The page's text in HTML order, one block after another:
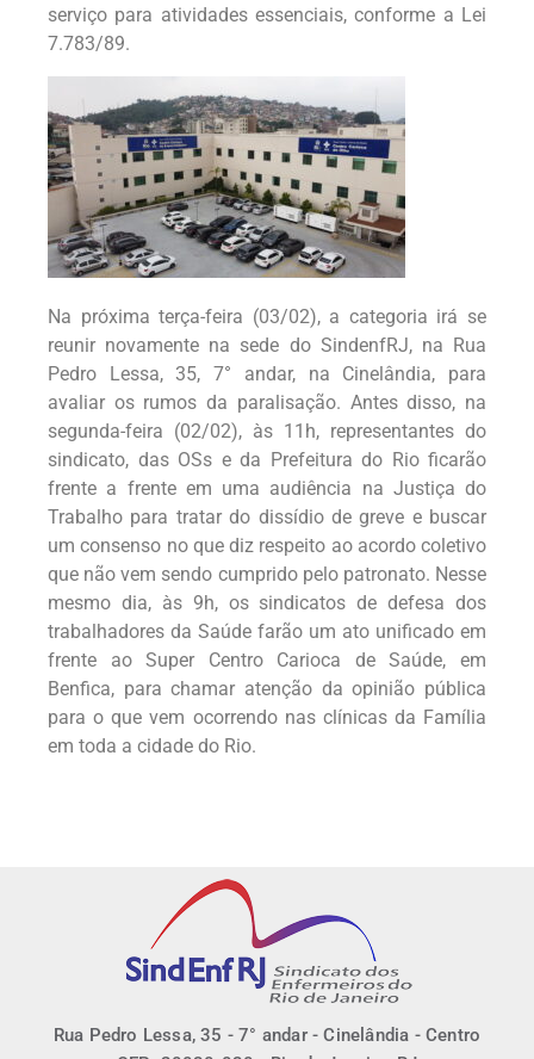
serviço para atividades essenciais, conforme a Lei
7.783/89.
Na próxima terça-feira (03/02), a categoria irá se
reunir novamente na sede do SindenfRJ, na Rua
Pedro Lessa, 35, 7° andar, na Cinelândia, para
avaliar os rumos da paralisação. Antes disso, na
segunda-feira (02/02), às 11h, representantes do
sindicato, das OSs e da Prefeitura do Rio ficarão
frente a frente em uma audiência na Justiça do
Trabalho para tratar do dissídio de greve e buscar
um consenso no que diz respeito ao acordo coletivo
que não vem sendo cumprido pelo patronato. Nesse
mesmo dia, às 9h, os sindicatos de defesa dos
trabalhadores da Saúde farão um ato unificado em
frente ao Super Centro Carioca de Saúde, em
Benfica, para chamar atenção da opinião pública
para o que vem ocorrendo nas clínicas da Família
em toda a cidade do Rio.
Rua Pedro Lessa, 35 - 7° andar - Cinelândia - Centro